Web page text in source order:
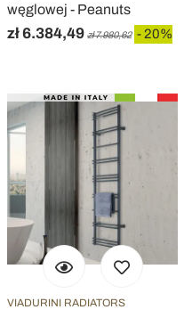
węglowej - Peanuts
zł 6.384,49 zł 7.980,62 - 20%
VIADURINI RADIATORS